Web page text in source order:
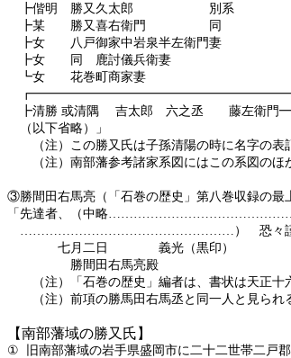
┣偕明 勝又久太郎
┣某 勝又喜右衛
┣女 八戸御家中岩泉半
┣女 同 鹿討儀兵
┗女 花巻町商
┣清勝 或清隅 吉太郎 六之丞 藤左衛
（以下省略）」
（注）この勝又氏は子孫清陽の時に名字の表
（注）南部藩参考諸家系図にはこの系図のほか
③勝間田右馬亮（「石巻の歴史」第八巻収録の最
「先達者、（中略
……………………………………………） 恐々謹
七月二日 義光（黒印）
勝間田右馬亮殿
（注）「石巻の歴史」編者は、書状は天正十
（注）前項の勝馬田右馬丞と同一人と見られ
【南部藩域の勝又氏】
①
旧南部藩域の岩手県盛岡市に二十二世帯二戸